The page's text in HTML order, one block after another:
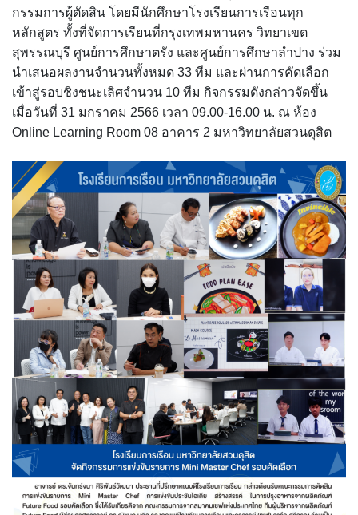
การจัดการความรู้ (KM)
ข้อมูลติดต่อและการเดินทาง
ขั้นตอน/แนวทางการปฏิบัติงาน
คณะกรรมการประจำโรงเรียนการเรือน
คลิปสาระเทคนิคสไตส์การเรือน
คลิปเทคนิคการทำอาหารง่าย ๆ สไตล์เด็กหอ
ค่าเล่าเรียน
ค่าเล่าเรียน
คำถามที่พบบ่อย
คำสั่งแต่งตั้งคณะกรรมการด้านต่าง ๆ
คู่มือนักศึกษา
จำนวนบุคลากรและนักศึกษาโรงเรียนการเรือน
ตารางเรียน
กรรมการผู้ตัดสิน โดยมีนักศึกษาโรงเรียนการเรือนทุก
หลักสูตร ทั้งที่จัดการเรียนที่กรุงเทพมหานคร วิทยาเขต
สุพรรณบุรี ศูนย์การศึกษาตรัง และศูนย์การศึกษาลำปาง ร่วม
นำเสนอผลงานจำนวนทั้งหมด 33 ทีม และผ่านการคัดเลือก
เข้าสู่รอบชิงชนะเลิศจำนวน 10 ทีม กิจกรรมดังกล่าวจัดขึ้น
เมื่อวันที่ 31 มกราคม 2566 เวลา 09.00-16.00 น. ณ ห้อง
Online Learning Room 08 อาคาร 2 มหาวิทยาลัยสวนดุสิต